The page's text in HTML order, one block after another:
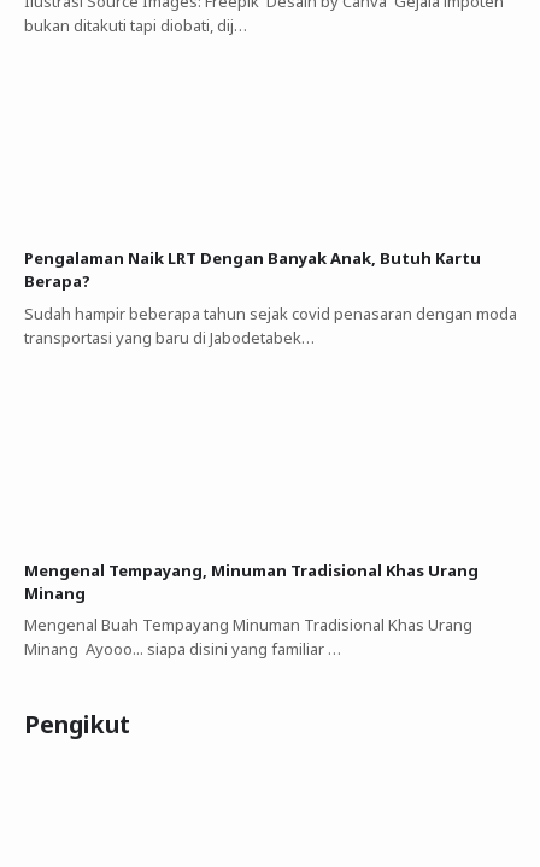
bukan ditakuti tapi diobati, dij…
Pengalaman Naik LRT Dengan Banyak Anak, Butuh Kartu
Berapa?
Sudah hampir beberapa tahun sejak covid penasaran dengan moda
transportasi yang baru di Jabodetabek…
Mengenal Tempayang, Minuman Tradisional Khas Urang
Minang
Mengenal Buah Tempayang Minuman Tradisional Khas Urang
Minang Ayooo... siapa disini yang familiar …
Pengikut